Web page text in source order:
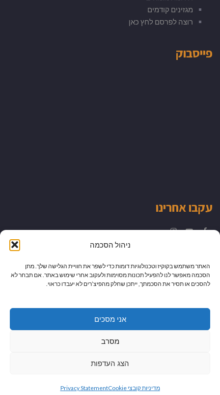
ניהול הסכמה
האתר משתמש בקוקיז וטכנולוגיות דומות כדי לשפר את חוויית הגלישה שלך. מתן
הסכמה מאפשר לנו להפעיל תכונות מסוימות ולעקוב אחרי שימוש באתר. אם תבחר לא
להסכים או תסיר את הסכמתך, ייתכן שחלק מהפיצ’רים לא יעבדו כראוי.
אני מסכים
מסרב
הצג העדפות
מדיניות קובצי Cookie Privacy Statement
מגזינים קודמים
רוצה לפרסם לחץ כאן
פייסבוק
עקבו אחרינו
מיתוג עיצוב ובניית אתרים